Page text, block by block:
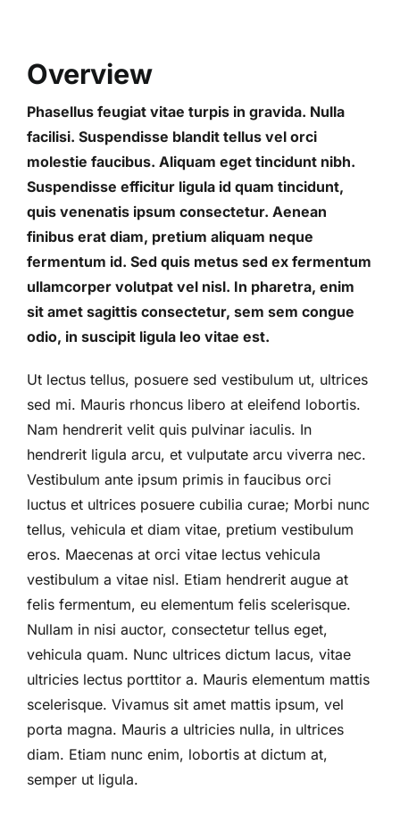
Overview
Phasellus feugiat vitae turpis in gravida. Nulla
facilisi. Suspendisse blandit tellus vel orci
molestie faucibus. Aliquam eget tincidunt nibh.
Suspendisse efficitur ligula id quam tincidunt,
quis venenatis ipsum consectetur. Aenean
finibus erat diam, pretium aliquam neque
fermentum id. Sed quis metus sed ex fermentum
ullamcorper volutpat vel nisl. In pharetra, enim
sit amet sagittis consectetur, sem sem congue
odio, in suscipit ligula leo vitae est.
Ut lectus tellus, posuere sed vestibulum ut, ultrices
sed mi. Mauris rhoncus libero at eleifend lobortis.
Nam hendrerit velit quis pulvinar iaculis. In
hendrerit ligula arcu, et vulputate arcu viverra nec.
Vestibulum ante ipsum primis in faucibus orci
luctus et ultrices posuere cubilia curae; Morbi nunc
tellus, vehicula et diam vitae, pretium vestibulum
eros. Maecenas at orci vitae lectus vehicula
vestibulum a vitae nisl. Etiam hendrerit augue at
felis fermentum, eu elementum felis scelerisque.
Nullam in nisi auctor, consectetur tellus eget,
vehicula quam. Nunc ultrices dictum lacus, vitae
ultricies lectus porttitor a. Mauris elementum mattis
scelerisque. Vivamus sit amet mattis ipsum, vel
porta magna. Mauris a ultricies nulla, in ultrices
diam. Etiam nunc enim, lobortis at dictum at,
semper ut ligula.